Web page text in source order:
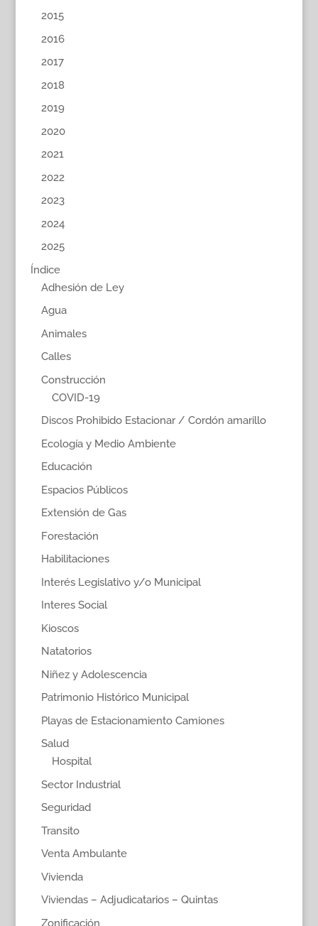
2015
2016
2017
2018
2019
2020
2021
2022
2023
2024
2025
Índice
Adhesión de Ley
Agua
Animales
Calles
Construcción
COVID-19
Discos Prohibido Estacionar / Cordón amarillo
Ecología y Medio Ambiente
Educación
Espacios Públicos
Extensión de Gas
Forestación
Habilitaciones
Interés Legislativo y/o Municipal
Interes Social
Kioscos
Natatorios
Niñez y Adolescencia
Patrimonio Histórico Municipal
Playas de Estacionamiento Camiones
Salud
Hospital
Sector Industrial
Seguridad
Transito
Venta Ambulante
Vivienda
Viviendas – Adjudicatarios – Quintas
Zonificación